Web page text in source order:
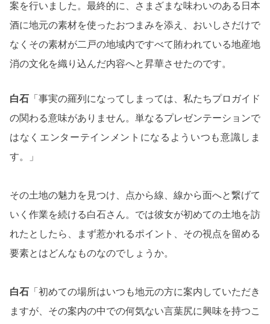
案を行いました。最終的に、さまざまな味わいのある日本
酒に地元の素材を使ったおつまみを添え、おいしさだけで
なくその素材が二戸の地域内ですべて賄われている地産地
消の文化を織り込んだ内容へと昇華させたのです。
白石 「事実の羅列になってしまっては、私たちプロガイド
の関わる意味がありません。単なるプレゼンテーションで
はなくエンターテインメントになるよういつも意識しま
す。」
その土地の魅力を見つけ、点から線、線から面へと繋げて
いく作業を続ける白石さん。では彼女が初めての土地を訪
れたとしたら、まず惹かれるポイント、その視点を留める
要素とはどんなものなのでしょうか。
白石 「初めての場所はいつも地元の方に案内していただき
ますが、その案内の中での何気ない言葉尻に興味を持つこ